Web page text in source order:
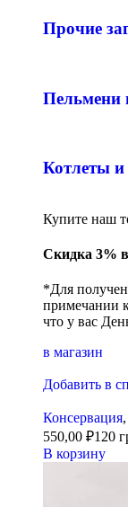
Прочие
Пельмени
Котлеты и
Купите наш
Скидка 3%
*Для
примечании к
что у вас
в магазин
Добавить в
Консервация,
550,00 ₽120
В корзину